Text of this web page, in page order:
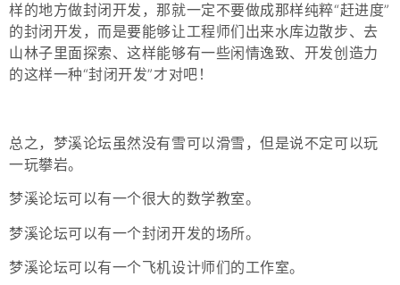
样的地方做封闭开发，那就一定不要做成那样纯粹“赶进度”
的封闭开发，而是要能够让工程师们出来水库边散步、去
山林子里面探索、这样能够有一些闲情逸致、开发创造力
的这样一种“封闭开发”才对吧！
总之，梦溪论坛虽然没有雪可以滑雪，但是说不定可以玩
一玩攀岩。
梦溪论坛可以有一个很大的数学教室。
梦溪论坛可以有一个封闭开发的场所。
梦溪论坛可以有一个飞机设计师们的工作室。